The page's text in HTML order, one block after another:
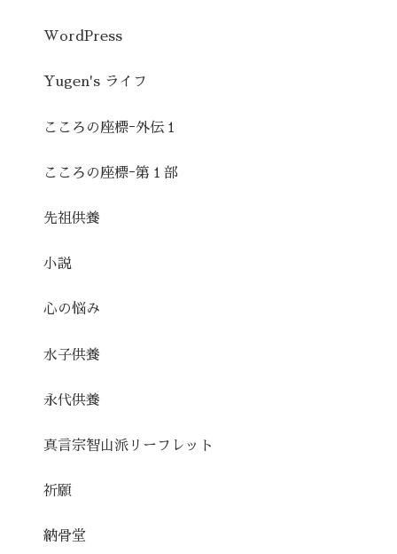
WordPress
Yugen's ライフ
こころの座標ｰ外伝１
こころの座標ｰ第１部
先祖供養
小説
心の悩み
水子供養
永代供養
真言宗智山派リーフレット
祈願
納骨堂